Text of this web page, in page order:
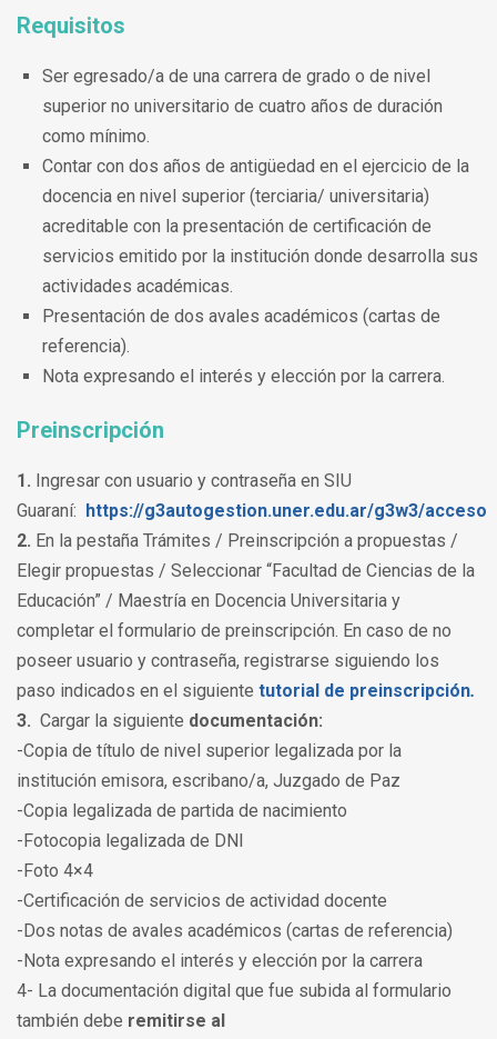
Requisitos
Ser egresado/a de una carrera de grado o de nivel
superior no universitario de cuatro años de duración
como mínimo.
Contar con dos años de antigüedad en el ejercicio de la
docencia en nivel superior (terciaria/ universitaria)
acreditable con la presentación de certificación de
servicios emitido por la institución donde desarrolla sus
actividades académicas.
Presentación de dos avales académicos (cartas de
referencia).
Nota expresando el interés y elección por la carrera.
Preinscripción
1. Ingresar con usuario y contraseña en SIU
Guaraní:
https://g3autogestion.uner.edu.ar/g3w3/acceso
2. En la pestaña Trámites / Preinscripción a propuestas /
Elegir propuestas / Seleccionar “Facultad de Ciencias de la
Educación” / Maestría en Docencia Universitaria y
completar el formulario de preinscripción. En caso de no
poseer usuario y contraseña, registrarse siguiendo los
paso indicados en el siguiente tutorial de preinscripción.
3. Cargar la siguiente documentación:
-Copia de título de nivel superior legalizada por la
institución emisora, escribano/a, Juzgado de Paz
-Copia legalizada de partida de nacimiento
-Fotocopia legalizada de DNI
-Foto 4×4
-Certificación de servicios de actividad docente
-Dos notas de avales académicos (cartas de referencia)
-Nota expresando el interés y elección por la carrera
4- La documentación digital que fue subida al formulario
también debe remitirse al